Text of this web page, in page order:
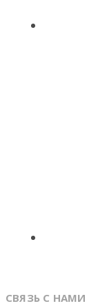
СВЯЗЬ С НАМИ